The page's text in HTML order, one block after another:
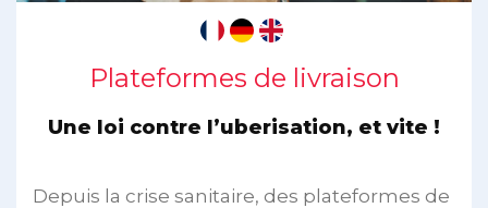
Plateformes de livraison
Une loi contre l’uberisation, et vite !
Depuis la crise sanitaire, des plateformes de